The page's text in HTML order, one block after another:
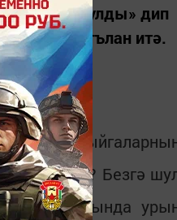
авылда булды» дип
игълан итә.
Безгә
һәм сайтында